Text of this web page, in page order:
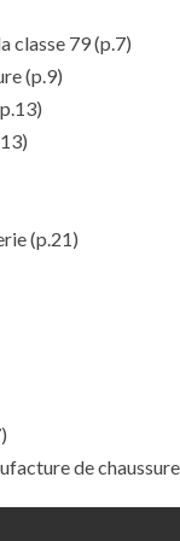
classe 79(p.7)
(p.9)
(p.21)
de